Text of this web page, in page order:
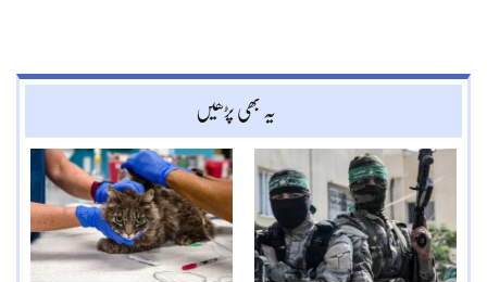
یہ بھی پڑھیں